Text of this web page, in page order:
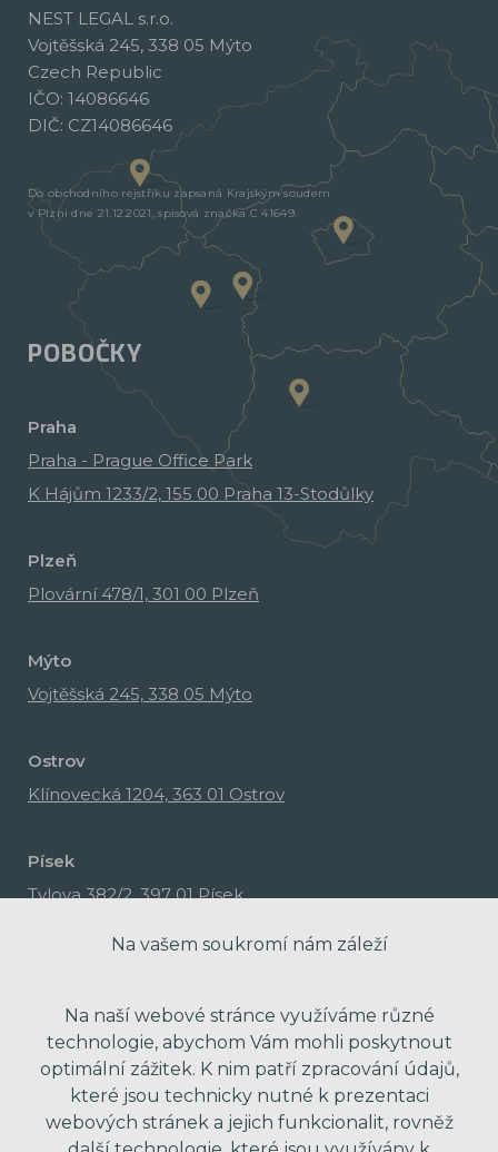
NEST LEGAL s.r.o.
Vojtěšská 245, 338 05 Mýto
Czech Republic
IČO: 14086646
DIČ: CZ14086646
Do obchodního rejstříku zapsaná Krajským soudem
v Plzni dne 21.12.2021, spisová značka C 41649.
POBOČKY
Praha
Praha - Prague Office Park
K Hájům 1233/2, 155 00 Praha 13-Stodůlky
Plzeň
Plovární 478/1, 301 00 Plzeň
Mýto
Vojtěšská 245, 338 05 Mýto
Ostrov
Klínovecká 1204, 363 01 Ostrov
Písek
Tylova 382/2, 397 01 Písek
Na vašem soukromí nám záleží
Na naší webové stránce využíváme různé
technologie, abychom Vám mohli poskytnout
optimální zážitek. K nim patří zpracování údajů,
které jsou technicky nutné k prezentaci
webových stránek a jejich funkcionalit, rovněž